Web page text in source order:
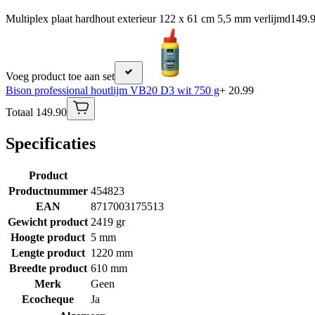
Multiplex plaat hardhout exterieur 122 x 61 cm 5,5 mm verlijmd
Voeg product toe aan set
Bison professional houtlijm VB20 D3 wit 750 g+ 20.99
Totaal 149.90
Specificaties
Product
Productnummer 454823
EAN
8717003175513
Gewicht product 2419 gr
Hoogte product 5 mm
Lengte product 1220 mm
Breedte product 610 mm
Merk
Geen
Ecocheque
Ja